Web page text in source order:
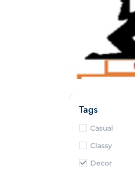
Tags
Casual
Classy
Decor